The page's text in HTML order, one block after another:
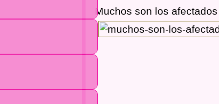
Muchos son los